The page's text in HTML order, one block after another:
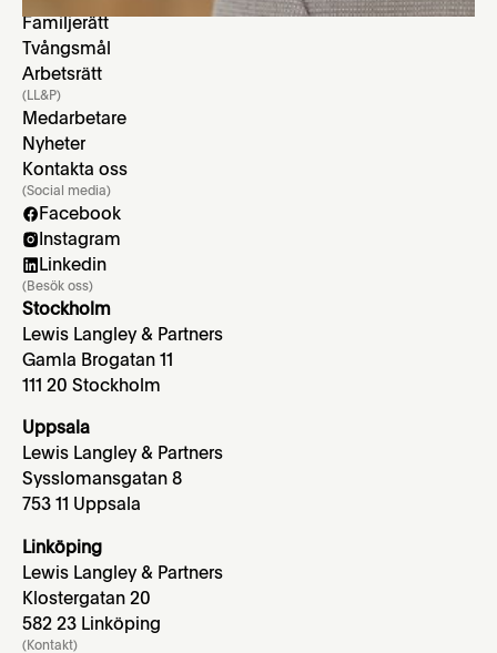
Familjerätt
Tvångsmål
Arbetsrätt
(LL&P)
Medarbetare
Nyheter
Kontakta oss
(Social media)
Facebook
Instagram
Linkedin
(Besök oss)
Stockholm
Lewis Langley & Partners
Gamla Brogatan 11
111 20 Stockholm
Uppsala
Lewis Langley & Partners
Sysslomansgatan 8
753 11 Uppsala
Linköping
Lewis Langley & Partners
Klostergatan 20
582 23 Linköping
(Kontakt)